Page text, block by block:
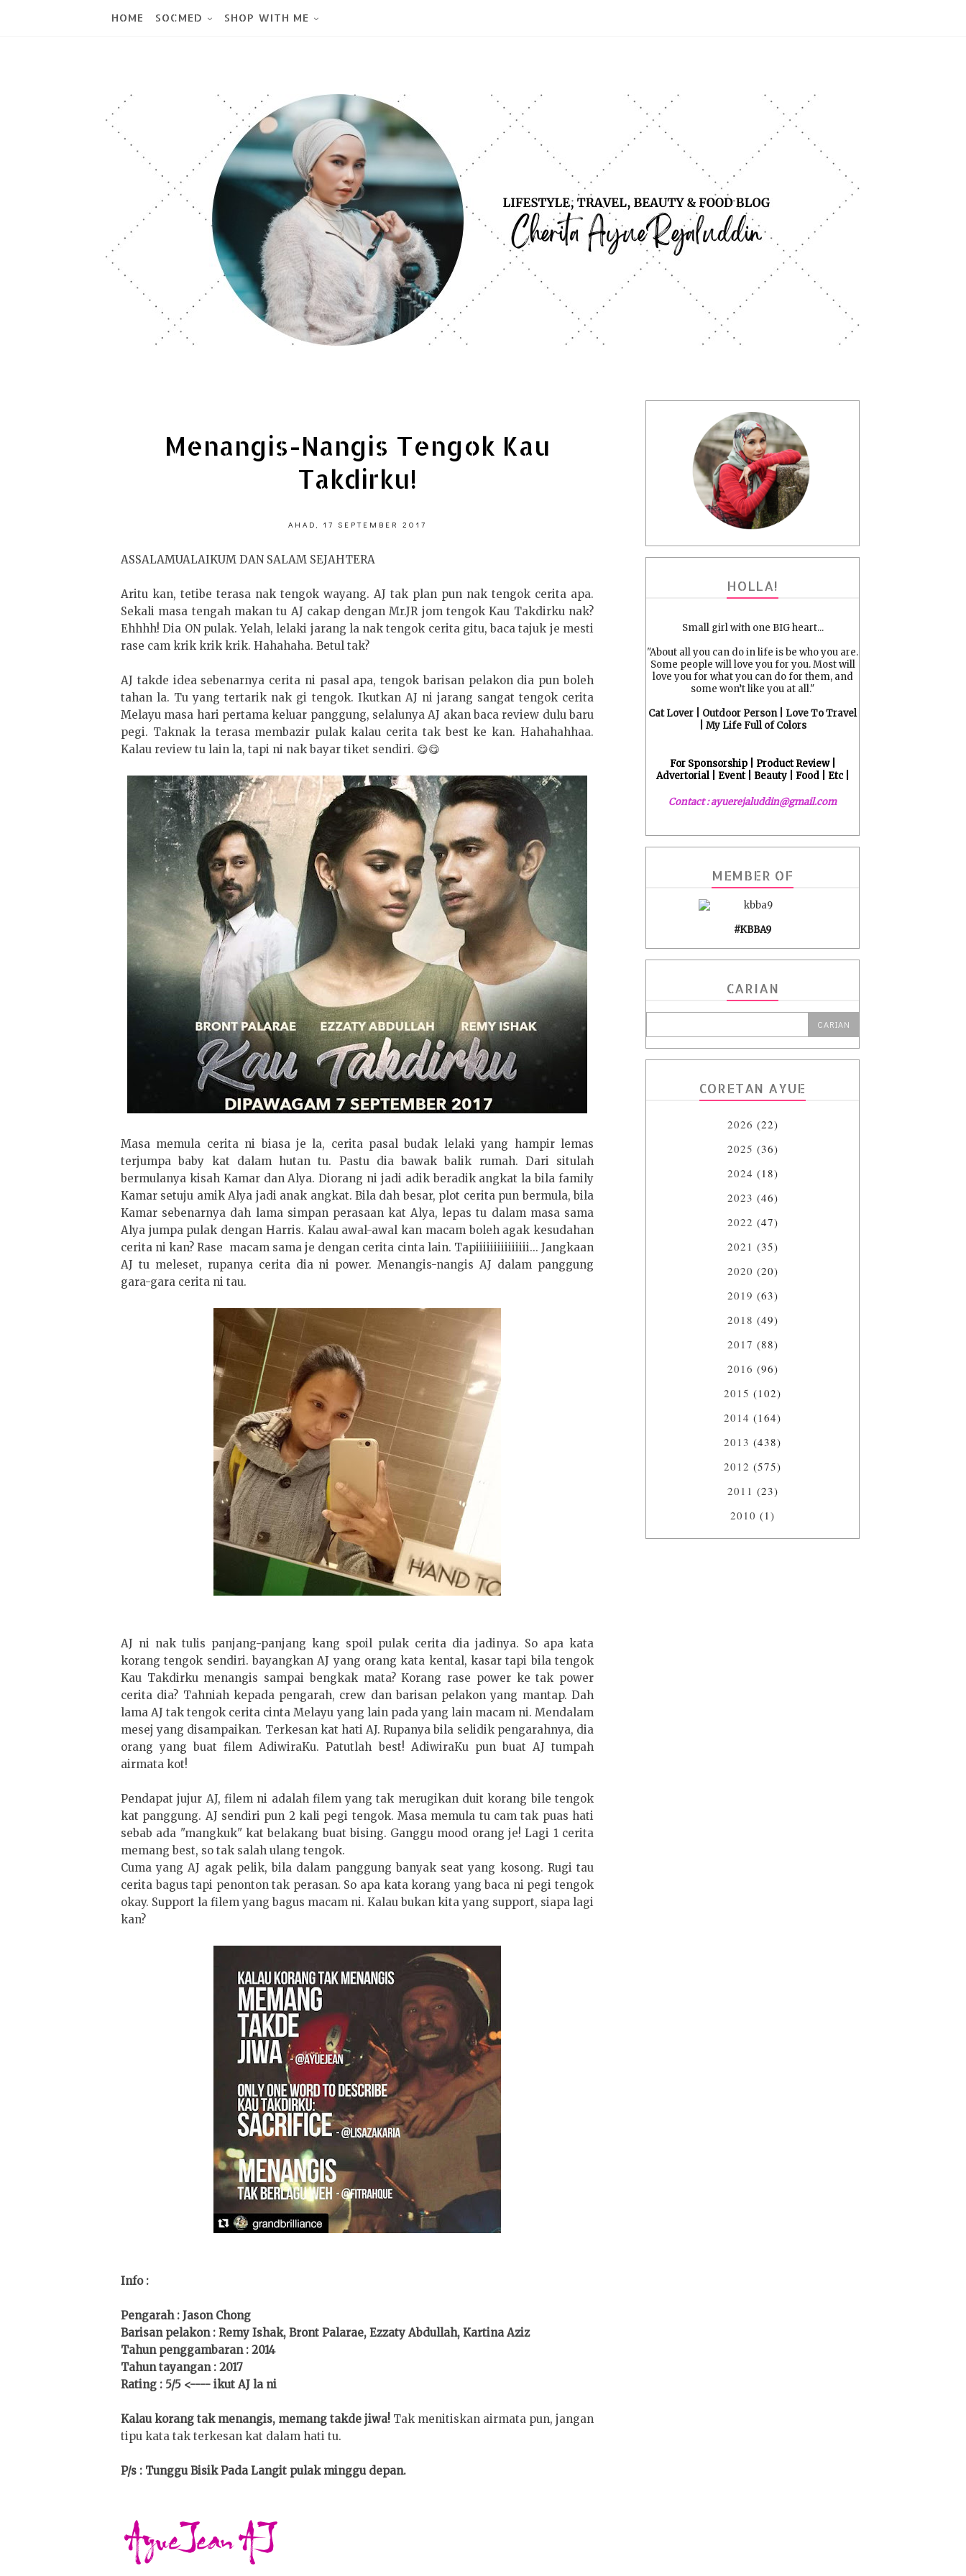
HOME SOCMED SHOP WITH ME
Menangis-Nangis Tengok Kau
Takdirku!
AHAD, 17 SEPTEMBER 2017
ASSALAMUALAIKUM DAN SALAM SEJAHTERA
Aritu kan, tetibe terasa nak tengok wayang. AJ tak plan pun nak tengok cerita apa.
Sekali masa tengah makan tu AJ cakap dengan Mr.JR jom tengok Kau Takdirku nak?
Ehhhh! Dia ON pulak. Yelah, lelaki jarang la nak tengok cerita gitu, baca tajuk je mesti
rase cam krik krik krik. Hahahaha. Betul tak?
AJ takde idea sebenarnya cerita ni pasal apa, tengok barisan pelakon dia pun boleh
tahan la. Tu yang tertarik nak gi tengok. Ikutkan AJ ni jarang sangat tengok cerita
Melayu masa hari pertama keluar panggung, selalunya AJ akan baca review dulu baru
pegi. Taknak la terasa membazir pulak kalau cerita tak best ke kan. Hahahahhaa.
Kalau review tu lain la, tapi ni nak bayar tiket sendiri. 😋😋
Masa memula cerita ni biasa je la, cerita pasal budak lelaki yang hampir lemas
terjumpa baby kat dalam hutan tu. Pastu dia bawak balik rumah. Dari situlah
bermulanya kisah Kamar dan Alya. Diorang ni jadi adik beradik angkat la bila family
Kamar setuju amik Alya jadi anak angkat. Bila dah besar, plot cerita pun bermula, bila
Kamar sebenarnya dah lama simpan perasaan kat Alya, lepas tu dalam masa sama
Alya jumpa pulak dengan Harris. Kalau awal-awal kan macam boleh agak kesudahan
cerita ni kan? Rase macam sama je dengan cerita cinta lain. Tapiiiiiiiiiiiiiii... Jangkaan
AJ tu meleset, rupanya cerita dia ni power. Menangis-nangis AJ dalam panggung
gara-gara cerita ni tau.
AJ ni nak tulis panjang-panjang kang spoil pulak cerita dia jadinya. So apa kata
korang tengok sendiri. bayangkan AJ yang orang kata kental, kasar tapi bila tengok
Kau Takdirku menangis sampai bengkak mata? Korang rase power ke tak power
cerita dia? Tahniah kepada pengarah, crew dan barisan pelakon yang mantap. Dah
lama AJ tak tengok cerita cinta Melayu yang lain pada yang lain macam ni. Mendalam
mesej yang disampaikan. Terkesan kat hati AJ. Rupanya bila selidik pengarahnya, dia
orang yang buat filem AdiwiraKu. Patutlah best! AdiwiraKu pun buat AJ tumpah
airmata kot!
Pendapat jujur AJ, filem ni adalah filem yang tak merugikan duit korang bile tengok
kat panggung. AJ sendiri pun 2 kali pegi tengok. Masa memula tu cam tak puas hati
sebab ada "mangkuk" kat belakang buat bising. Ganggu mood orang je! Lagi 1 cerita
memang best, so tak salah ulang tengok.
Cuma yang AJ agak pelik, bila dalam panggung banyak seat yang kosong. Rugi tau
cerita bagus tapi penonton tak perasan. So apa kata korang yang baca ni pegi tengok
okay. Support la filem yang bagus macam ni. Kalau bukan kita yang support, siapa lagi
kan?
Info :
Pengarah : Jason Chong
Barisan pelakon : Remy Ishak, Bront Palarae, Ezzaty Abdullah, Kartina Aziz
Tahun penggambaran : 2014
Tahun tayangan : 2017
Rating : 5/5 <---- ikut AJ la ni
Kalau korang tak menangis, memang takde jiwa! Tak menitiskan airmata pun, jangan
tipu kata tak terkesan kat dalam hati tu.
P/s : Tunggu Bisik Pada Langit pulak minggu depan.
HOLLA!
Small girl with one BIG heart...
"About all you can do in life is be who you are.
Some people will love you for you. Most will
love you for what you can do for them, and
some won’t like you at all."
Cat Lover | Outdoor Person | Love To Travel
| My Life Full of Colors
For Sponsorship | Product Review |
Advertorial | Event | Beauty | Food | Etc |
Contact : ayuerejaluddin@gmail.com
MEMBER OF
#KBBA9
CARIAN
CORETAN AYUE
2026 (22)
2025 (36)
2024 (18)
2023 (46)
2022 (47)
2021 (35)
2020 (20)
2019 (63)
2018 (49)
2017 (88)
2016 (96)
2015 (102)
2014 (164)
2013 (438)
2012 (575)
2011 (23)
2010 (1)